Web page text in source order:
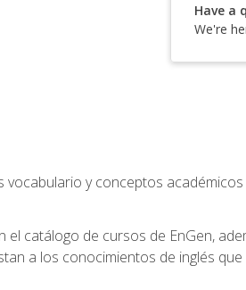
Have a
We're
vocabulario y conceptos
catálogo de cursos de EnGen,
a los conocimientos de inglés